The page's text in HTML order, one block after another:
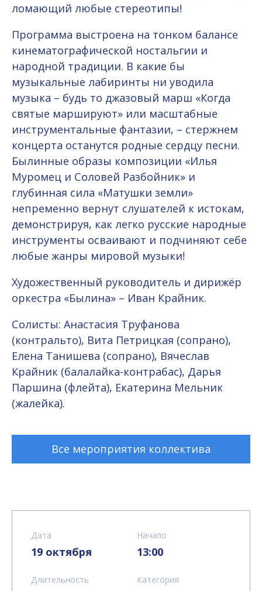
ломающий любые стереотипы!
Программа выстроена на тонком балансе
кинематографической ностальгии и
народной традиции. В какие бы
музыкальные лабиринты ни уводила
музыка – будь то джазовый марш «Когда
святые маршируют» или масштабные
инструментальные фантазии, – стержнем
концерта останутся родные сердцу песни.
Былинные образы композиции «Илья
Муромец и Соловей Разбойник» и
глубинная сила «Матушки земли»
непременно вернут слушателей к истокам,
демонстрируя, как легко русские народные
инструменты осваивают и подчиняют себе
любые жанры мировой музыки!
Художественный руководитель и дирижёр
оркестра «Былина» – Иван Крайник.
Солисты: Анастасия Труфанова
(контральто), Вита Петрицкая (сопрано),
Елена Танишева (сопрано), Вячеслав
Крайник (балалайка-контрабас), Дарья
Паршина (флейта), Екатерина Мельник
(жалейка).
Все мероприятия коллектива
Дата
19 октября
Начало
13:00
Длительность Категория